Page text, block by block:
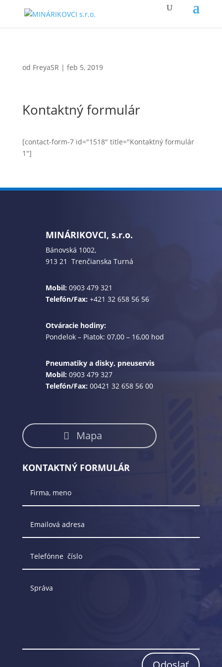
od FreyaSR | feb 5, 2019
Kontaktný formulár
[contact-form-7 id="1518" title="Kontaktný formulár
1"]
MINÁRIKOVCI, s.r.o.
Bánovská 1002,
913 21 Trenčianska Turná
Mobil:0903 479 321
Telefón/Fax:+421 32 658 56 56
Otváracie hodiny:
Pondelok – Piatok: 07,00 – 16,00 hod
Pneumatiky a disky, pneuservis
Mobil:0903 479 327
Telefón/Fax:00421 32 658 56 00
Mapa
KONTAKTNÝ FORMULÁR